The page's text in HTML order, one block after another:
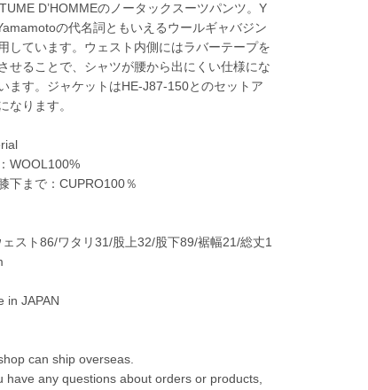
D’HOMMEのノータックスーツパンツ。Y
の代名詞ともいえるウールギャバジン
しています。ウェスト内側にはラバーテープを
せることで、シャツが腰から出にくい仕様にな
ます。ジャケットはHE-J87-150とのセットア
なります。
WOOL100%
下まで：CUPRO100％
スト86/ワタリ31/股上32/股下89/裾幅21/総丈1
in JAPAN
can ship overseas.
have any questions about orders or products,